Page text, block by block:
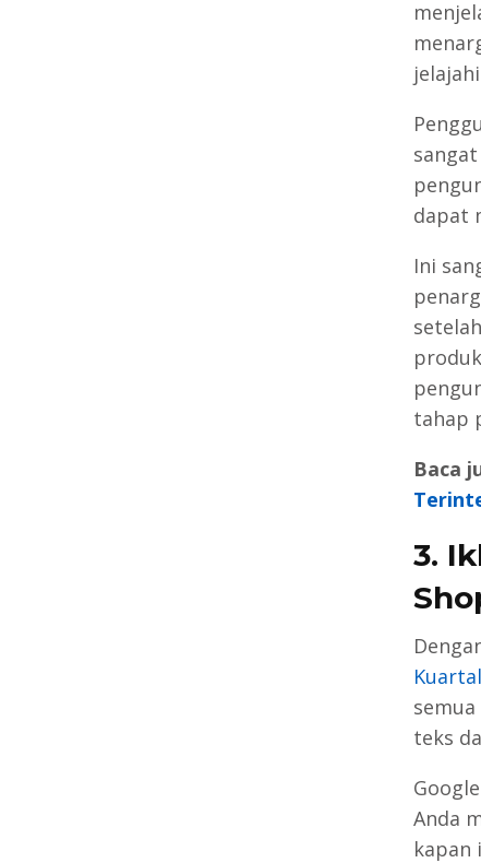
dapat
Ini
tahap
Baca
3.
teks
Anda
kapan